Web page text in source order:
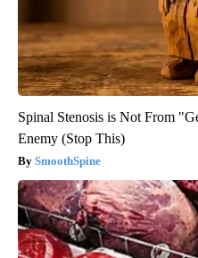
Spinal Stenosis is Not From
Enemy (Stop This)
SmoothSpine